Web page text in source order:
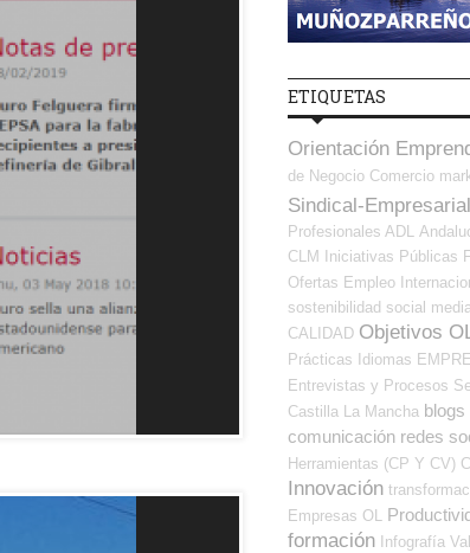
ETIQUETAS
Orientación
de Negocio Comercio
Sindical-Empresarial
Profesionales ADL
CLM
Iniciativas Públicas
Ofertas Empleo
sostenibilidad social media
CALIDAD Objetivos
Prácticas
Idiomas
Entrevistas y Procesos
Castilla La Mancha blogs
comunicación redes
Herramientas (CP Y CV)
Innovación
Empresas OL
formación Infografía